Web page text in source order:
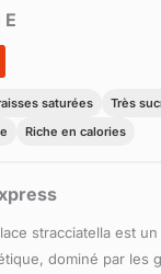
saturées
Très
Riche en calories
stracciatella est
dominé par les